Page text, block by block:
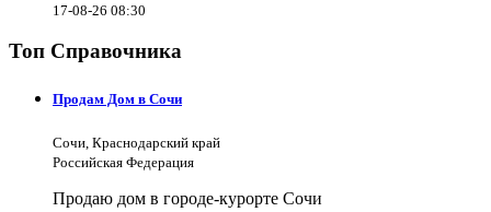
17-08-26 08:30
Топ Справочника
Продам Дом в Сочи
Сочи, Краснодарский край
Российская Федерация
Продаю дом в городе-курорте Сочи